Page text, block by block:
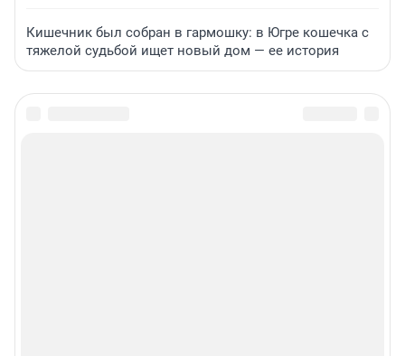
Кишечник был собран в гармошку: в Югре кошечка с
тяжелой судьбой ищет новый дом — ее история